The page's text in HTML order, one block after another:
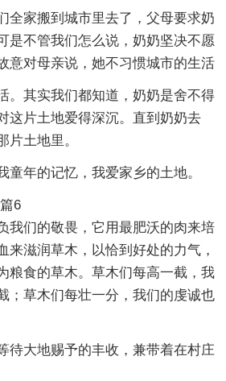
全家搬到城市里去了，父母要求奶
是不管我们怎么说，奶奶坚决不愿
意对母亲说，她不习惯城市的生活
。其实我们都知道，奶奶是舍不得
这片土地爱得深沉。直到奶奶去
片土地里。
童年的记忆，我爱家乡的土地。
6
我们的敬畏，它用最肥沃的肉来培
来滋润草木，以恰到好处的力气，
粮食的草木。草木们每高一截，我
；草木们每壮一分，我们的虔诚也
待大地赐予的丰收，兼带着在村庄